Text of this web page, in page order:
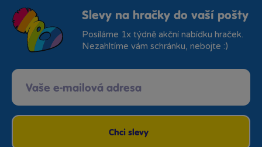
Slevy na hračky do vaší pošty
Posíláme 1x týdně akční nabídku hraček.
Nezahltíme vám schránku, nebojte :)
Chci slevy